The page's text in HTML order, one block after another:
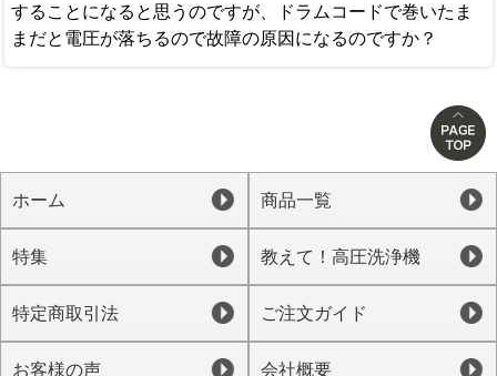
することになると思うのですが、ドラムコードで巻いたま
まだと電圧が落ちるので故障の原因になるのですか？
ホーム 商品一覧
特集 教えて！高圧洗浄機
特定商取引法 ご注文ガイド
お客様の声 会社概要